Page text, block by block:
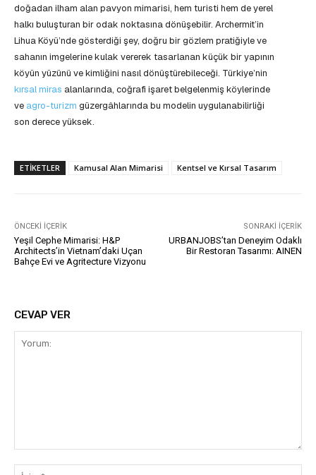
doğadan ilham alan pavyon mimarisi, hem turisti hem de yerel
halkı buluşturan bir odak noktasına dönüşebilir. Archermit’in
Lihua Köyü’nde gösterdiği şey, doğru bir gözlem pratiğiyle ve
sahanın imgelerine kulak vererek tasarlanan küçük bir yapının
köyün yüzünü ve kimliğini nasıl dönüştürebileceği. Türkiye’nin
kırsal miras alanlarında, coğrafi işaret belgelenmiş köylerinde
ve agro-turizm güzergâhlarında bu modelin uygulanabilirliği
son derece yüksek.
ETIKETLER Kamusal Alan Mimarisi Kentsel ve Kırsal Tasarım
ÖNCEKI İÇERIK
Yeşil Cephe Mimarisi: H&P
Architects’in Vietnam’daki Uçan
Bahçe Evi ve Agritecture Vizyonu
SONRAKI İÇERIK
URBANJOBS’tan Deneyim Odaklı
Bir Restoran Tasarımı: AINEN
CEVAP VER